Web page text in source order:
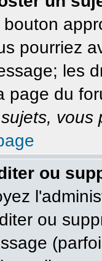
pourriez
les
page du
vous
ou
ou